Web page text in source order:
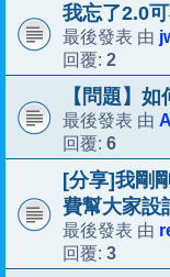
我忘了2.0
最後發表 由
回覆: 2
【問題】
最後發表 由
回覆: 6
[分享]我剛
費幫大家設
最後發表 由
回覆: 3